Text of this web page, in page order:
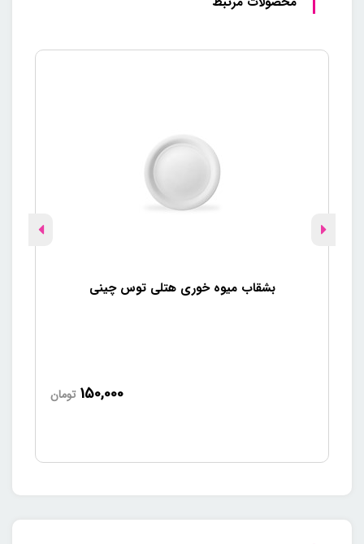
می‌دهد تا برای شستشوی آن از ماشین ظرفشویی استفاده نمایید.
آیا امکان مرجوعی کالا پس از خرید فنجان چای خوری توس چینی
مراجعه نمایید.
می‌شوند، فنجان چای خوری توس چینی نیز از این قاعده مستثنی
بشقاب میوه خوری هتلی توس چینی
150,000 تومان